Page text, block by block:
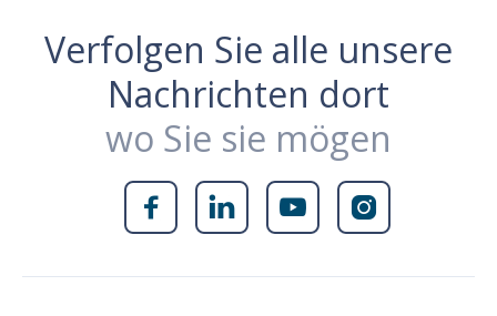
Verfolgen Sie alle unsere
Nachrichten dort
wo Sie sie mögen
   